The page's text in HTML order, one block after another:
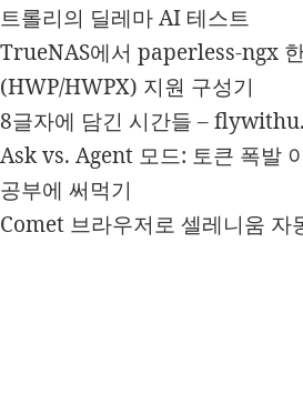
트롤리의 딜레마 AI 테스트
TrueNAS에서 paperless-ngx
(HWP/HWPX) 지원 구성기
8글자에 담긴 시간들 –
Ask vs. Agent 모드: 토큰 폭발
공부에 써먹기
Comet 브라우저로 셀레니움 자